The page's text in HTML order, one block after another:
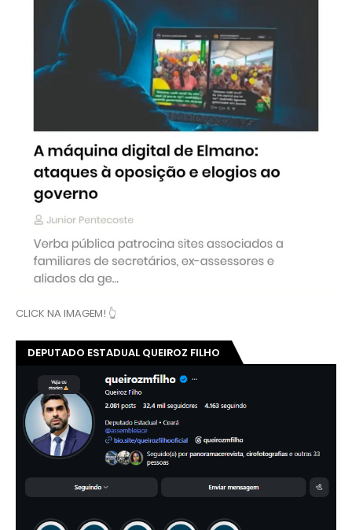
CLICK NA IMAGEM! 👆
DEPUTADO ESTADUAL QUEIROZ FILHO